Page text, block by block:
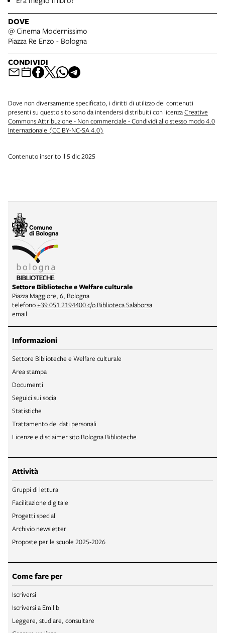
DOVE
@ Cinema Modernissimo
Piazza Re Enzo - Bologna
CONDIVIDI
Dove non diversamente specificato, i diritti di utilizzo dei contenuti
presenti su questo sito sono da intendersi distribuiti con licenzaCreative
Commons Attribuzione - Non commerciale - Condividi allo stesso modo 4.0
Internazionale (CC BY-NC-SA 4.0)
Contenuto inserito il 5 dic 2025
Settore Biblioteche e Welfare culturale
Piazza Maggiore, 6, Bologna
telefono+39 051 2194400 c/o Biblioteca Salaborsa
email
Informazioni
Settore Biblioteche e Welfare culturale
Area stampa
Documenti
Seguici sui social
Statistiche
Trattamento dei dati personali
Licenze e disclaimer sito Bologna Biblioteche
Attività
Gruppi di lettura
Facilitazione digitale
Progetti speciali
Archivio newsletter
Proposte per le scuole 2025-2026
Come fare per
Iscriversi
Iscriversi a Emilib
Leggere, studiare, consultare